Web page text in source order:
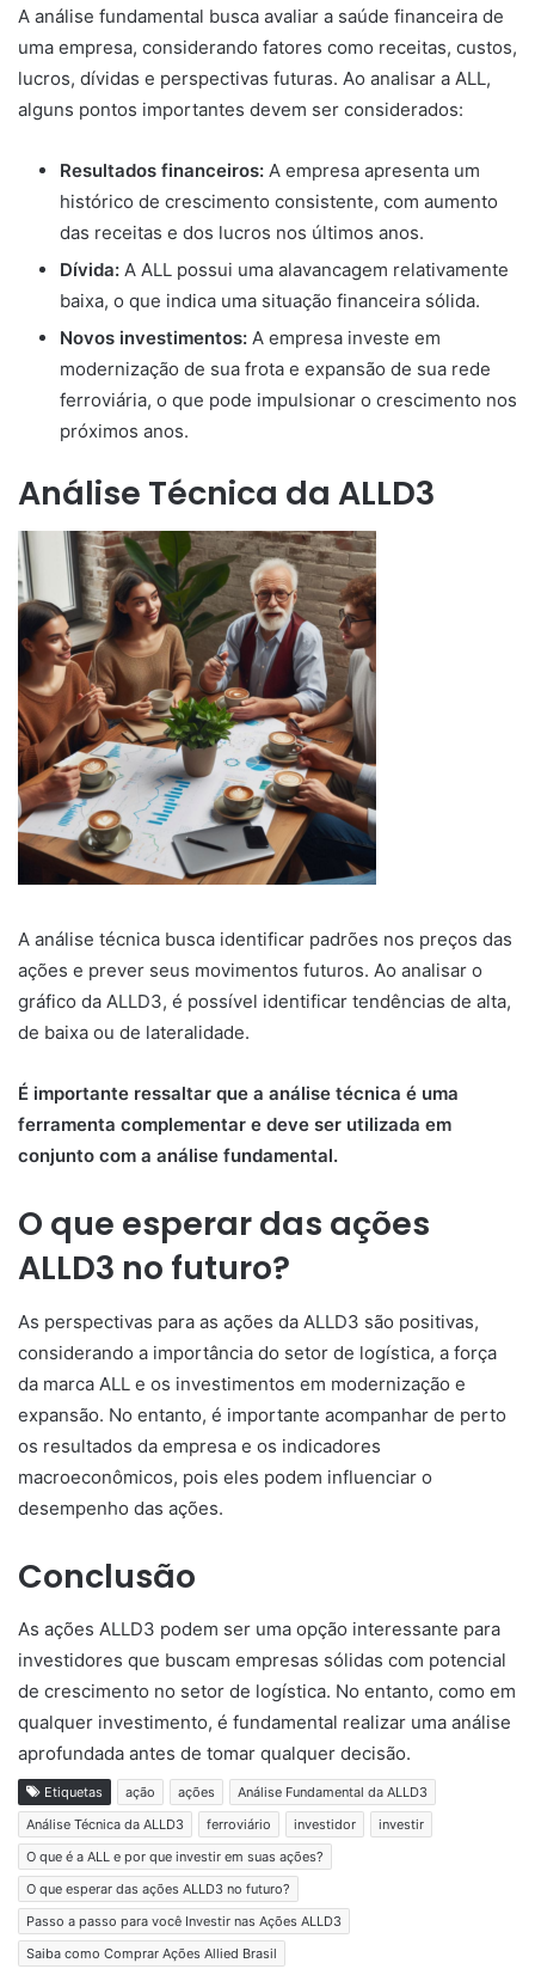
A análise fundamental busca avaliar a saúde financeira de
uma empresa, considerando fatores como receitas, custos,
lucros, dívidas e perspectivas futuras. Ao analisar a ALL,
alguns pontos importantes devem ser considerados:
Resultados financeiros: A empresa apresenta um
histórico de crescimento consistente, com aumento
das receitas e dos lucros nos últimos anos.
Dívida: A ALL possui uma alavancagem relativamente
baixa, o que indica uma situação financeira sólida.
Novos investimentos: A empresa investe em
modernização de sua frota e expansão de sua rede
ferroviária, o que pode impulsionar o crescimento nos
próximos anos.
Análise Técnica da ALLD3
A análise técnica busca identificar padrões nos preços das
ações e prever seus movimentos futuros. Ao analisar o
gráfico da ALLD3, é possível identificar tendências de alta,
de baixa ou de lateralidade.
É importante ressaltar que a análise técnica é uma
ferramenta complementar e deve ser utilizada em
conjunto com a análise fundamental.
O que esperar das ações
ALLD3 no futuro?
As perspectivas para as ações da ALLD3 são positivas,
considerando a importância do setor de logística, a força
da marca ALL e os investimentos em modernização e
expansão. No entanto, é importante acompanhar de perto
os resultados da empresa e os indicadores
macroeconômicos, pois eles podem influenciar o
desempenho das ações.
Conclusão
As ações ALLD3 podem ser uma opção interessante para
investidores que buscam empresas sólidas com potencial
de crescimento no setor de logística. No entanto, como em
qualquer investimento, é fundamental realizar uma análise
aprofundada antes de tomar qualquer decisão.
Etiquetas ação ações
Análise Fundamental da ALLD3
Análise Técnica da ALLD3
ferroviário investidor
investir
O que é a ALL e por que investir em suas ações?
O que esperar das ações ALLD3 no futuro?
Passo a passo para você Investir nas Ações ALLD3
Saiba como Comprar Ações Allied Brasil